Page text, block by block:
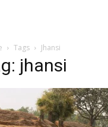
Tags Jhansi
jhansi